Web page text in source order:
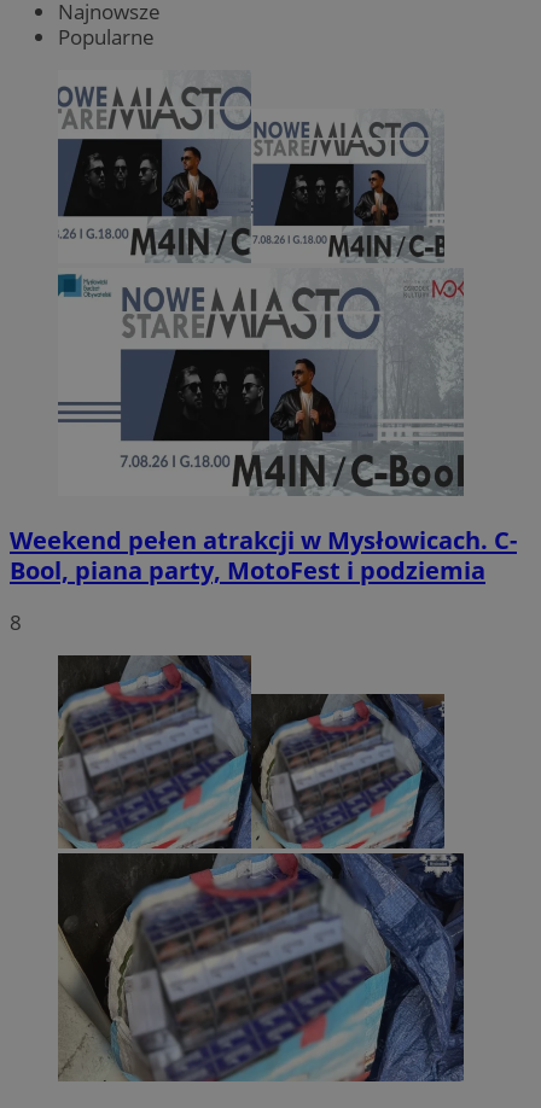
Najnowsze
Popularne
Weekend pełen atrakcji w Mysłowicach. C-
Bool, piana party, MotoFest i podziemia
8